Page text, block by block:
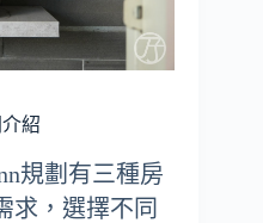
紹
規劃有三種房
求，選擇不同